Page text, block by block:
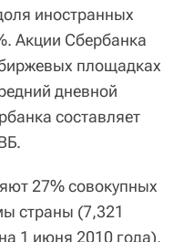
иностранных
Акции Сбербанка
площадках
дневной
составляет
27% совокупных
страны (7,321
1 июня 2010 года),